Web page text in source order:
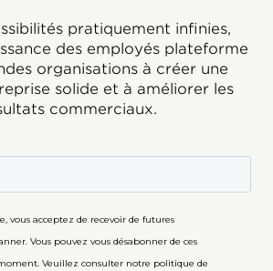
pratiquement infinies,
des employés plateforme
organisations à créer une
solide et à améliorer les
commerciaux.